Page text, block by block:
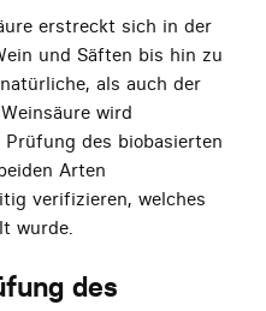
erstreckt sich in der
und Säften bis hin zu
als auch der
wird
des biobasierten
Arten
verifizieren, welches
wurde.
des